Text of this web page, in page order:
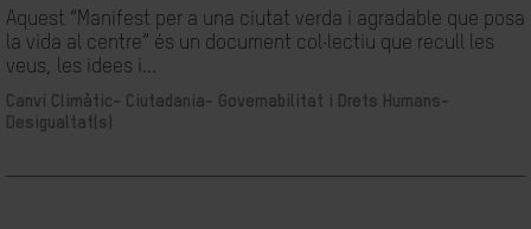
Aquest “Manifest per a una ciutat verda i agradable que posa
la vida al centre” és un document col·lectiu que recull les
veus, les idees i...
Canvi Climàtic-
Ciutadania- Governabilitat i Drets Humans-
Desigualtat(s)